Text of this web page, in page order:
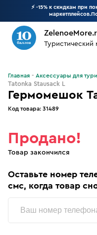
⚡ -15% к скидкам при
Туристический
Гермомешок
Код товара: 31489
Главная Аксессуары для
Tatonka Stausack L
Продано!
Товар закончился
Оставьте номер
смс, когда товар